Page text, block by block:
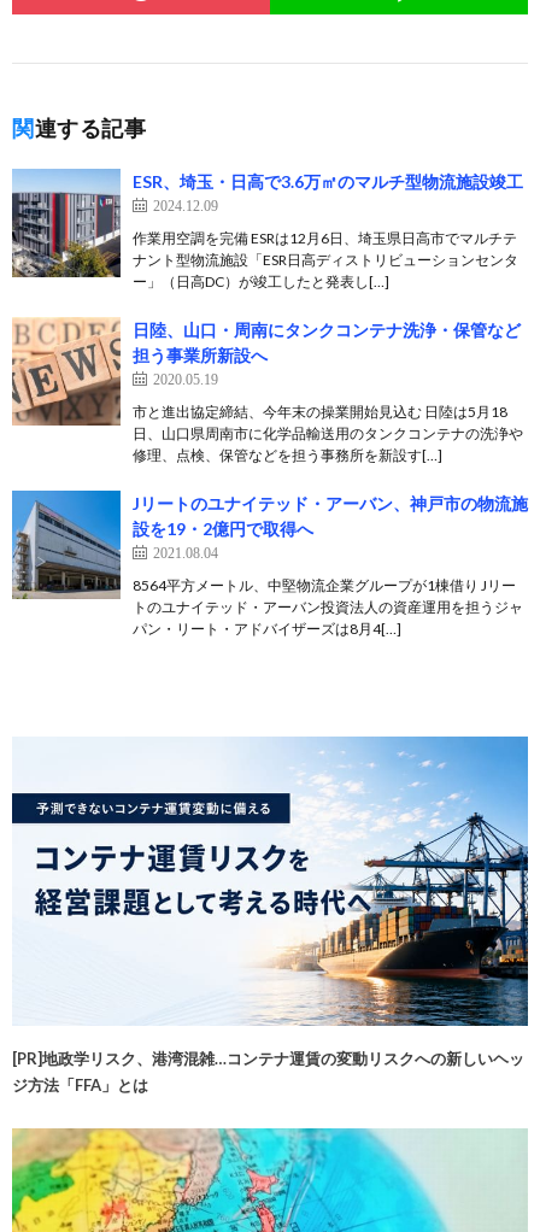
関連する記事
ESR、埼玉・日高で3.6万㎡のマルチ型物流施設竣工
2024.12.09
作業用空調を完備 ESRは12月6日、埼玉県日高市でマルチテ
ナント型物流施設「ESR日高ディストリビューションセンタ
ー」（日高DC）が竣工したと発表し[…]
日陸、山口・周南にタンクコンテナ洗浄・保管など
担う事業所新設へ
2020.05.19
市と進出協定締結、今年末の操業開始見込む 日陸は5月18
日、山口県周南市に化学品輸送用のタンクコンテナの洗浄や
修理、点検、保管などを担う事務所を新設す[…]
Jリートのユナイテッド・アーバン、神戸市の物流施
設を19・2億円で取得へ
2021.08.04
8564平方メートル、中堅物流企業グループが1棟借り Jリー
トのユナイテッド・アーバン投資法人の資産運用を担うジャ
パン・リート・アドバイザーズは8月4[…]
[PR]地政学リスク、港湾混雑…コンテナ運賃の変動リスクへの新しいヘッ
ジ方法「FFA」とは